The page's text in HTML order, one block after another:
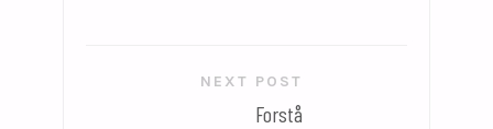
NEXT POST
Forstå